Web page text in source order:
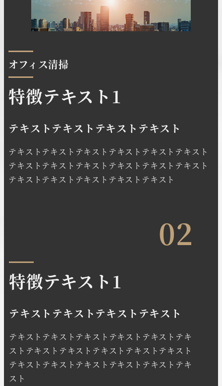
オフィス清掃
特徴テキスト1
テキストテキストテキストテキスト
テキストテキストテキストテキストテキストテキスト
テキストテキストテキストテキストテキストテキスト
テキストテキストテキストテキストテキスト
02
特徴テキスト1
テキストテキストテキストテキスト
テキストテキストテキストテキストテキストテキ
ストテキストテキストテキストテキストテキスト
テキストテキストテキストテキストテキストテキ
スト